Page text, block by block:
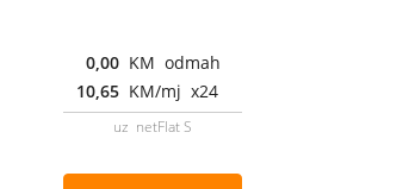
0,00 KM odmah
10,65 KM/mj x24
uz netFlat S